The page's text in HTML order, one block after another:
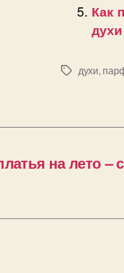
Как
духи
Позначки
духи,
на лето –